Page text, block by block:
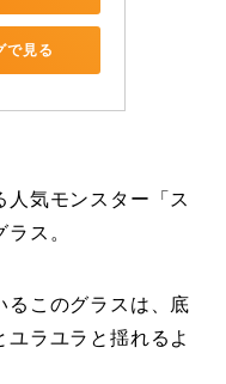
で見る
人気モンスター「ス
ス。
るこのグラスは、底
ラユラと揺れるよ